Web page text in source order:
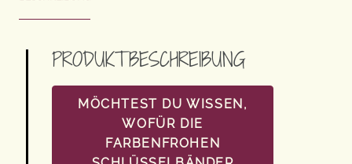
PRODUKTBESCHREIBUNG
MÖCHTEST DU WISSEN,
WOFÜR DIE
FARBENFROHEN